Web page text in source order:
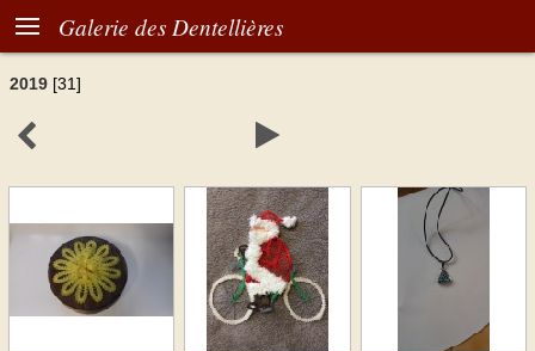
 Galerie des Dentellières
2019 [31]
 